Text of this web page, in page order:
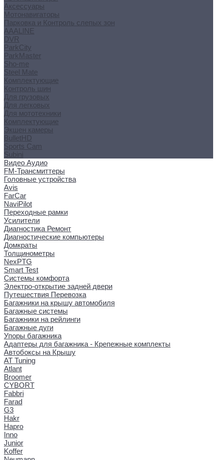
Аксессуары
Мотонавигаторы
Парковка и Контроль слепых зон
AAALINE
DVR
ParkCity
ParkMaster
Sho-me
Steel Mate
Комплектующие
Контроль шин
Для грузовых
Для легковых
Для мототехники
Комплектующие
Экшен камеры
BulletHD
Sports Cam
Subini
Видео Аудио
FM-Трансмиттеры
Головные устройства
Avis
FarCar
NaviPilot
Переходные рамки
Усилители
Диагностика Ремонт
Диагностические компьютеры
Домкраты
Толщинометры
NexPTG
Smart Test
Системы комфорта
Электро-открытие задней двери
Путешествия Перевозка
Багажники на крышу автомобиля
Багажные системы
Багажники на рейлинги
Багажные дуги
Упоры багажника
Адаптеры для багажника - Крепежные комплекты
Автобоксы на Крышу
AT Tuning
Atlant
Broomer
CYBORT
Fabbri
Farad
G3
Hakr
Hapro
Inno
Junior
Koffer